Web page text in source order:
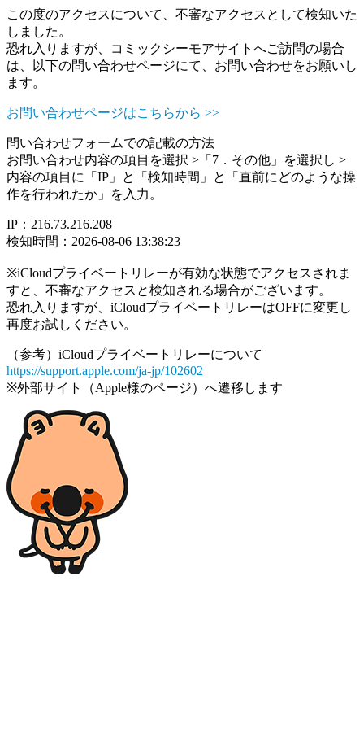
この度のアクセスについて、不審なアクセスとして検知いた
しました。
恐れ入りますが、コミックシーモアサイトへご訪問の場合
は、以下の問い合わせページにて、お問い合わせをお願いし
ます。
お問い合わせページはこちらから >>
問い合わせフォームでの記載の方法
お問い合わせ内容の項目を選択 >「7．その他」を選択し >
内容の項目に「IP」と「検知時間」と「直前にどのような操
作を行われたか」を入力。
IP：216.73.216.208
検知時間：2026-08-06 13:38:23
※iCloudプライベートリレーが有効な状態でアクセスされま
すと、不審なアクセスと検知される場合がございます。
恐れ入りますが、iCloudプライベートリレーはOFFに変更し
再度お試しください。
（参考）iCloudプライベートリレーについて
https://support.apple.com/ja-jp/102602
※外部サイト（Apple様のページ）へ遷移します